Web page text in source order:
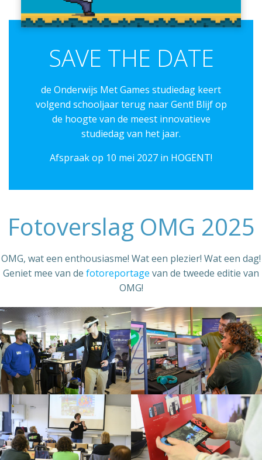
SAVE THE DATE
de Onderwijs Met Games studiedag keert
volgend schooljaar terug naar Gent! Blijf op
de hoogte van de meest innovatieve
studiedag van het jaar.
Afspraak op 10 mei 2027 in HOGENT!
Fotoverslag OMG 2025
OMG, wat een enthousiasme! Wat een plezier! Wat een dag!
Geniet mee van de fotoreportage van de tweede editie van
OMG!